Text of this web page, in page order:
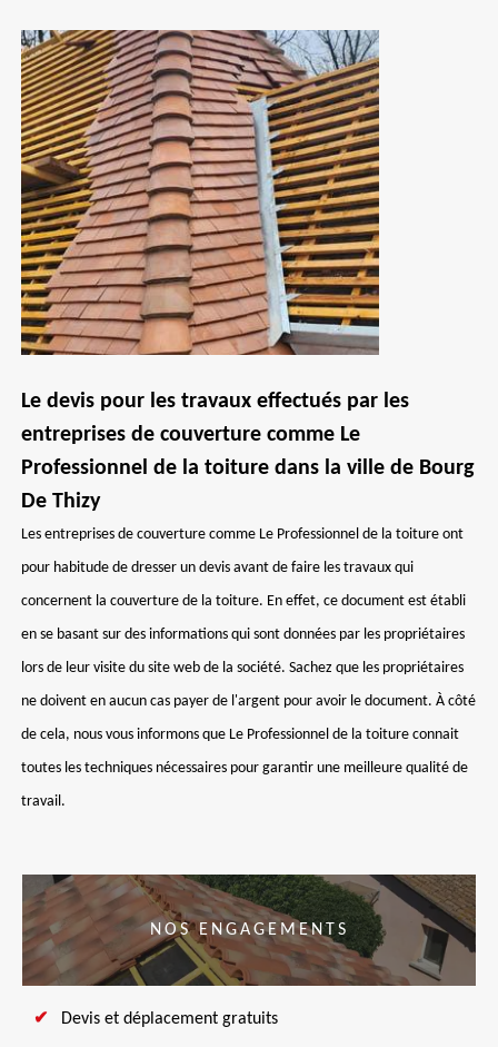
Le devis pour les travaux effectués par les
entreprises de couverture comme Le
Professionnel de la toiture dans la ville de Bourg
De Thizy
Les entreprises de couverture comme Le Professionnel de la toiture ont
pour habitude de dresser un devis avant de faire les travaux qui
concernent la couverture de la toiture. En effet, ce document est établi
en se basant sur des informations qui sont données par les propriétaires
lors de leur visite du site web de la société. Sachez que les propriétaires
ne doivent en aucun cas payer de l'argent pour avoir le document. À côté
de cela, nous vous informons que Le Professionnel de la toiture connait
toutes les techniques nécessaires pour garantir une meilleure qualité de
travail.
NOS ENGAGEMENTS
Devis et déplacement gratuits